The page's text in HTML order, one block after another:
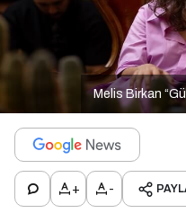
Melis Birkan
+ -